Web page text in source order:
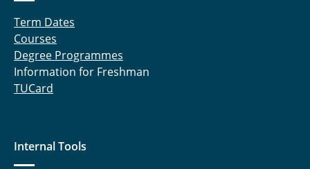
Term Dates
Courses
Degree Programmes
Information for Freshman
TUCard
Internal Tools